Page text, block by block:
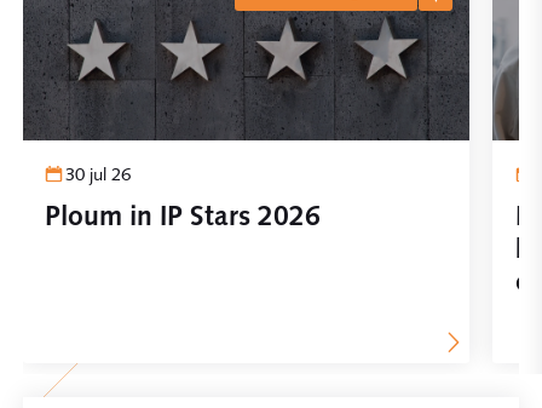
30 jul 26
Ploum in IP Stars 2026